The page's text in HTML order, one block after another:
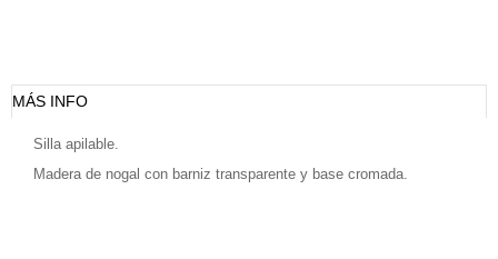
MÁS INFO
Silla apilable.
Madera de nogal con barniz transparente y base cromada.